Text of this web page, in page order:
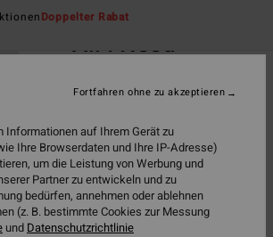
Doppelter Rabat
All I Need
FarbeWhite Cap
Informationen auf Ihrem Gerät zu
Ihre Browserdaten und Ihre IP-Adresse)
um die Leistung von Werbung und
Partner zu entwickeln und zu
bedürfen, annehmen oder ablehnen
(z. B. bestimmte Cookies zur Messung
und Datenschutzrichtlinie
Fortfahren ohne zu akzeptieren